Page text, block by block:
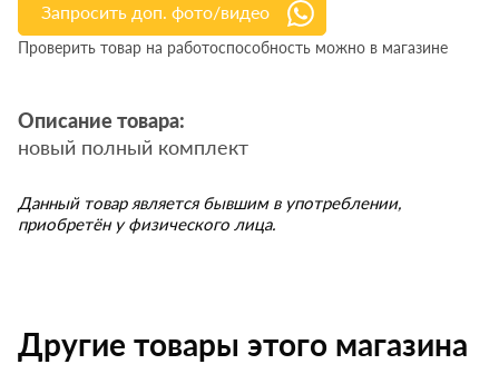
Запросить доп. фото/видео
Проверить товар на работоспособность можно в магазине
Описание товара:
новый полный комплект
Данный товар является бывшим в употреблении,
приобретён у физического лица.
Другие товары этого магазина